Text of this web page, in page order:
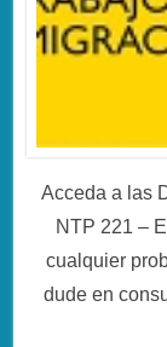
Acceda a las
NTP 221 –
cualquier
dude en